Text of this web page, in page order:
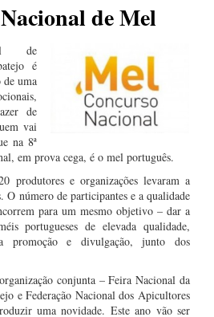
de Mel
de
é
de uma
de
vai
na 8ª
em prova cega, é o mel português.
produtores e organizações levaram a
O número de participantes e a qualidade
para um mesmo objetivo – dar a
portugueses de elevada qualidade,
promoção e divulgação, junto dos
conjunta – Feira Nacional da
e Federação Nacional dos Apicultores
uma novidade. Este ano vão ser